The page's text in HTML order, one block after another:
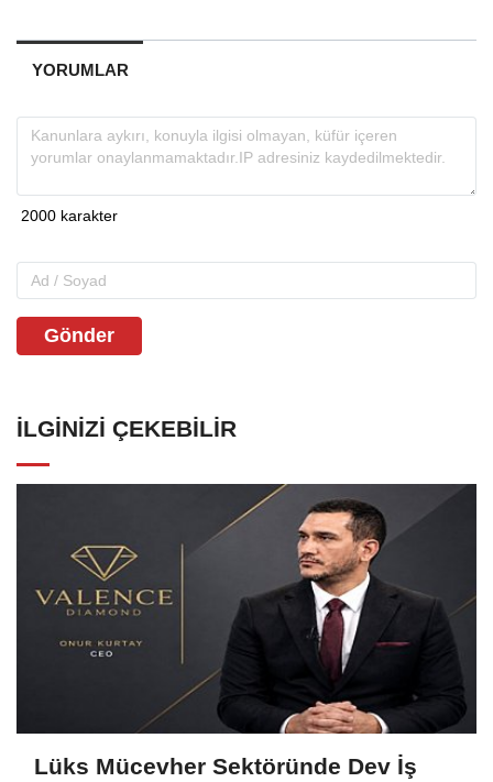
YORUMLAR
Gönder
İLGINIZI ÇEKEBILIR
Lüks Mücevher Sektöründe Dev İş